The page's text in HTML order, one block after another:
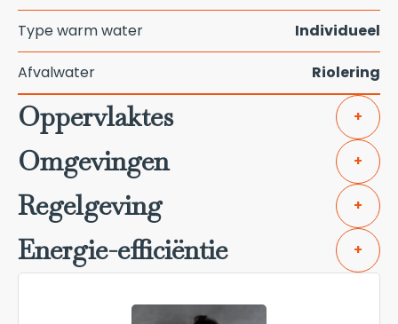
Type warm water Individueel
Afvalwater Riolering
Oppervlaktes +
Omgevingen +
Regelgeving +
Energie-efficiëntie +